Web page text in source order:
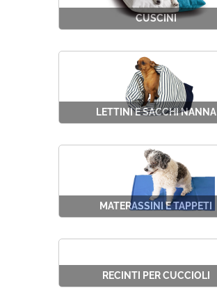
CUSCINI
LETTINI E SACCHI NANNA
MATERASSINI E TAPPETI
RECINTI PER CUCCIOLI